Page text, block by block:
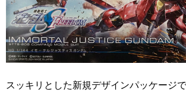
スッキリとした新規デザインパッケージで